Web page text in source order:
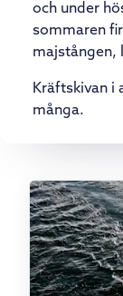
och under
sommaren
majstången,
Kräftskivan i
många.